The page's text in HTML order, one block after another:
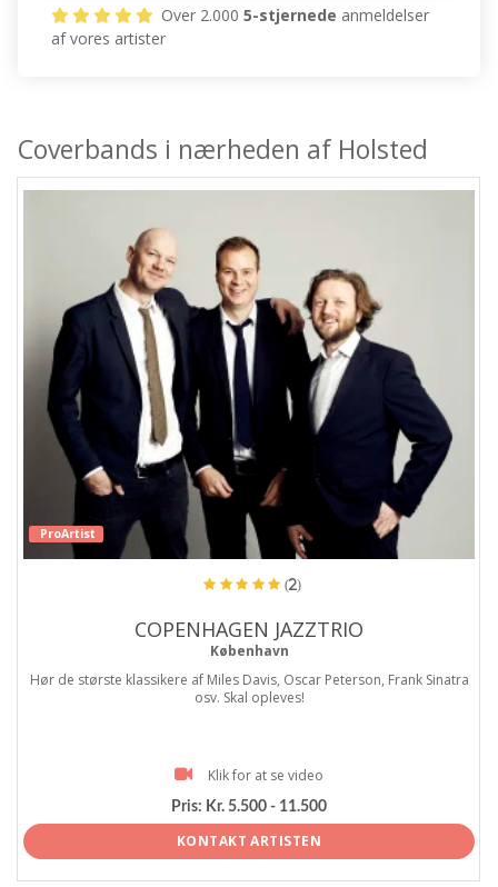
Over 2.0005-stjernede anmeldelser
af vores artister
Coverbands i nærheden af Holsted
ProArtist
(2)
COPENHAGEN JAZZTRIO
København
Hør de største klassikere af Miles Davis, Oscar Peterson, Frank Sinatra
osv. Skal opleves!
Klik for at se video
Pris: Kr. 5.500 - 11.500
KONTAKT ARTISTEN